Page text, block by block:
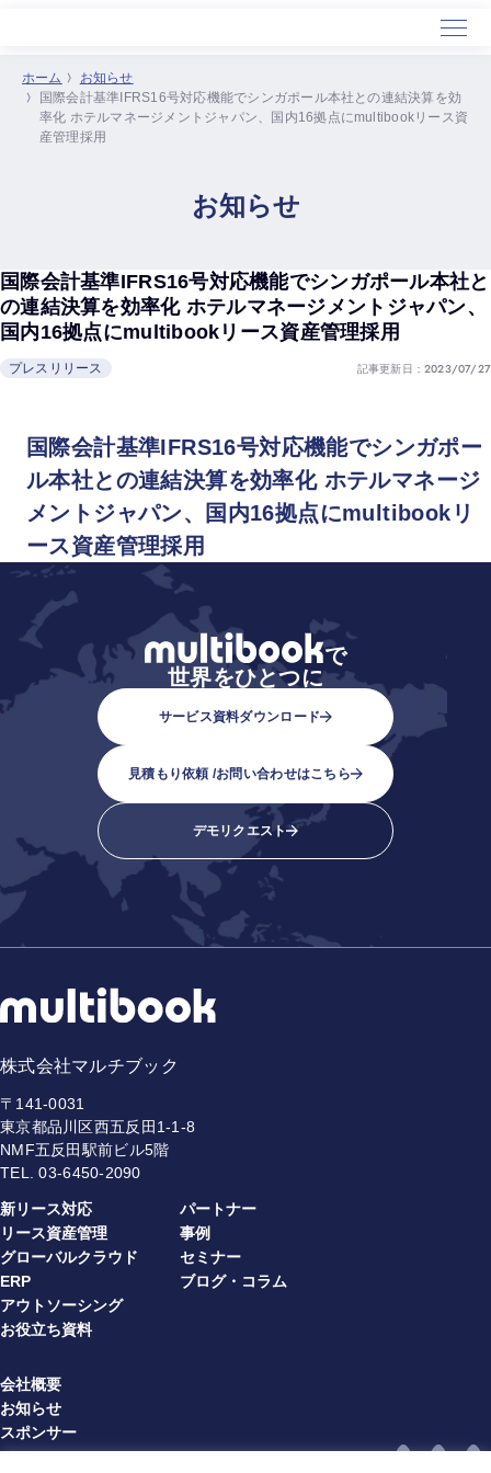
ホーム
サービス
ホーム
お知らせ
国際会計基準IFRS16号対応機能でシンガポール本社との連結決算を効
率化 ホテルマネージメントジャパン、国内16拠点にmultibookリース資
産管理採用
お知らせ
国際会計基準IFRS16号対応機能でシンガポール本社と
の連結決算を効率化 ホテルマネージメントジャパン、
国内16拠点にmultibookリース資産管理採用
プレスリリース 記事更新日：2023/07/27
国際会計基準IFRS16号対応機能でシンガポー
ル本社との連結決算を効率化 ホテルマネージ
メントジャパン、国内16拠点にmultibookリ
ース資産管理採用
で
世界をひとつに
サービス資料ダウンロード
見積もり依頼 /お問い合わせはこちら
デモリクエスト
株式会社マルチブック
〒141-0031
東京都品川区西五反田1-1-8
NMF五反田駅前ビル5階
TEL.03-6450-2090
新リース対応
リース資産管理
グローバルクラウド
ERP
アウトソーシング
お役立ち資料
パートナー
事例
セミナー
ブログ・コラム
会社概要
お知らせ
スポンサー